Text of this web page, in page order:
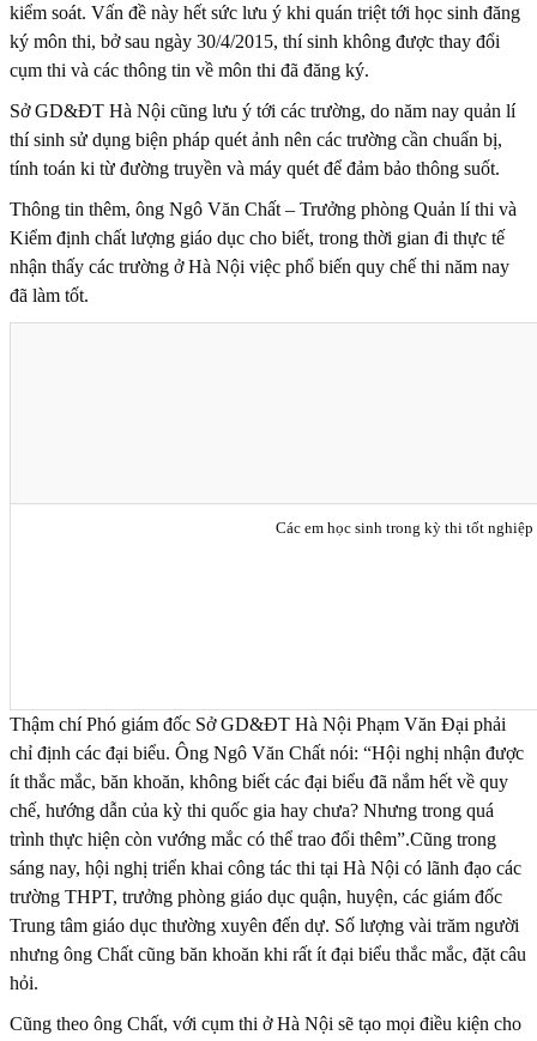
kiểm soát. Vấn đề này hết sức lưu ý khi quán triệt tới học sinh đăng
ký môn thi, bở sau ngày 30/4/2015, thí sinh không được thay đổi
cụm thi và các thông tin về môn thi đã đăng ký.
Sở GD&ĐT Hà Nội cũng lưu ý tới các trường, do năm nay quản lí
thí sinh sử dụng biện pháp quét ảnh nên các trường cần chuẩn bị,
tính toán ki từ đường truyền và máy quét để đảm bảo thông suốt.
Thông tin thêm, ông Ngô Văn Chất – Trưởng phòng Quản lí thi và
Kiểm định chất lượng giáo dục cho biết, trong thời gian đi thực tế
nhận thấy các trường ở Hà Nội việc phổ biến quy chế thi năm nay
đã làm tốt.
Các em học sinh trong kỳ thi tốt
Thậm chí Phó giám đốc Sở GD&ĐT Hà Nội Phạm Văn Đại phải
chỉ định các đại biểu. Ông Ngô Văn Chất nói: “Hội nghị nhận được
ít thắc mắc, băn khoăn, không biết các đại biểu đã nắm hết về quy
chế, hướng dẫn của kỳ thi quốc gia hay chưa? Nhưng trong quá
trình thực hiện còn vướng mắc có thể trao đổi thêm”.Cũng trong
sáng nay, hội nghị triển khai công tác thi tại Hà Nội có lãnh đạo các
trường THPT, trưởng phòng giáo dục quận, huyện, các giám đốc
Trung tâm giáo dục thường xuyên đến dự. Số lượng vài trăm người
nhưng ông Chất cũng băn khoăn khi rất ít đại biểu thắc mắc, đặt câu
hỏi.
Cũng theo ông Chất, với cụm thi ở Hà Nội sẽ tạo mọi điều kiện cho